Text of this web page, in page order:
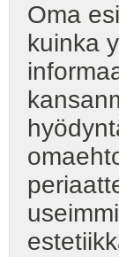
Oma
kuinka